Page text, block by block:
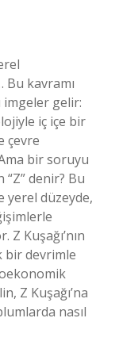
Bu kavramı
imgeler gelir:
iç içe bir
çevre
bir soruyu
denir? Bu
yerel düzeyde,
Kuşağı’nın
bir devrimle
Z Kuşağı’na
nasıl